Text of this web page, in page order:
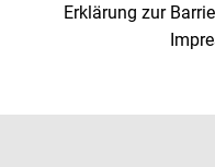
Erklärung zur